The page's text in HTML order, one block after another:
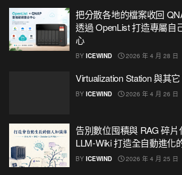
把分散各地的檔案收回
透過 OpenList 打造專屬自
心
BY ICEWIND 2026 年 4 月 28 日
Virtualization Station 與其
BY ICEWIND 2026 年 4 月 26 日
告別數位囤積與 RAG 碎
LLM-Wiki 打造全自動進化
BY ICEWIND 2026 年 4 月 25 日